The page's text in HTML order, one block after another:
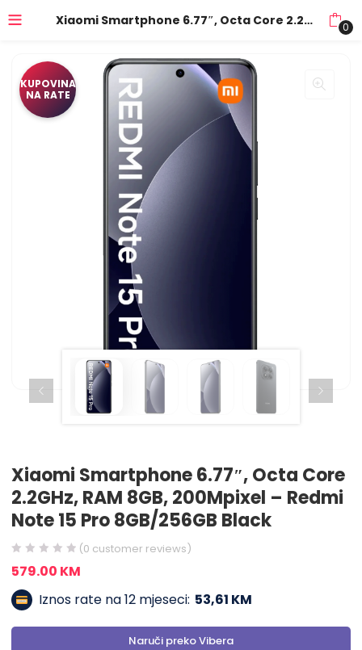
Xiaomi Smartphone 6.77″, Octa Core 2.2GHz, RAM 8GB, 200Mpixel – Redmi Note 15 Pro 8GB/256GB Black 0
KUPOVINA
NA RATE
Xiaomi Smartphone 6.77″, Octa Core
2.2GHz, RAM 8GB, 200Mpixel – Redmi
Note 15 Pro 8GB/256GB Black
(0 customer reviews)
579.00 KM
Iznos rate na 12 mjeseci: 53,61 KM
Naruči preko Vibera